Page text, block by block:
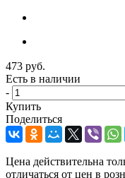
473 руб.
Есть в наличии
-
Купить
Поделиться
Цена действительна
отличаться от цен в